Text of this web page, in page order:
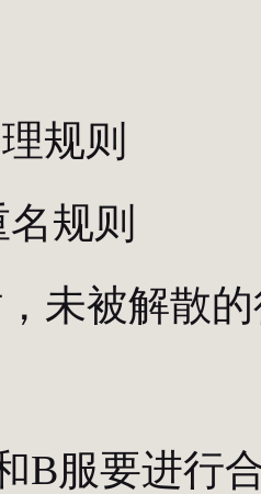
规则
规则
未被解散
B服要进行